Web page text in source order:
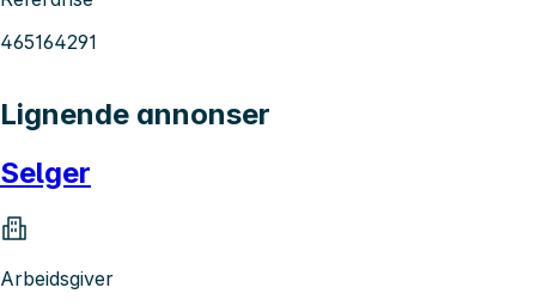
465164291
Lignende annonser
Selger
Arbeidsgiver